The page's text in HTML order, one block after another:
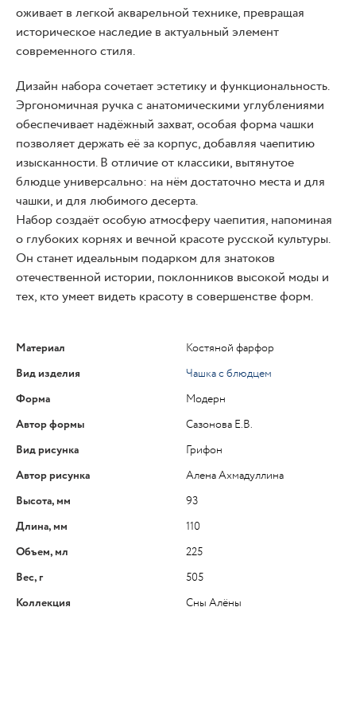
оживает в легкой акварельной технике, превращая
историческое наследие в актуальный элемент
современного стиля.
Дизайн набора сочетает эстетику и функциональность.
Эргономичная ручка с анатомическими углублениями
обеспечивает надёжный захват, особая форма чашки
позволяет держать её за корпус, добавляя чаепитию
изысканности. В отличие от классики, вытянутое
блюдце универсально: на нём достаточно места и для
чашки, и для любимого десерта.
Набор создаёт особую атмосферу чаепития, напоминая
о глубоких корнях и вечной красоте русской культуры.
Он станет идеальным подарком для знатоков
отечественной истории, поклонников высокой моды и
тех, кто умеет видеть красоту в совершенстве форм.
Материал
Костяной фарфор
Вид изделия
Чашка с блюдцем
Форма
Модерн
Автор формы
Сазонова Е.В.
Вид рисунка
Грифон
Автор рисунка
Алена Ахмадуллина
Высота, мм
93
Длина, мм
110
Объем, мл
225
Вес, г
505
Коллекция
Сны Алёны